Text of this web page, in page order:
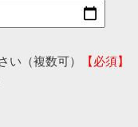
い（複数可）
【必須】